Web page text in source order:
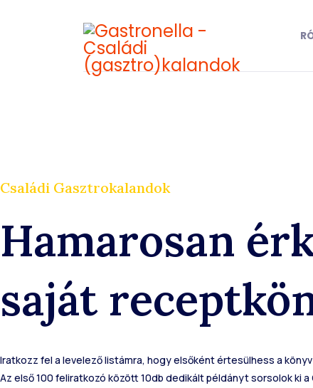
Családi Gasztrokalandok
Hamarosan
saját
Iratkozz fel a levelező listámra, hogy elsőként értesülhess a
Az első 100 feliratkozó között 10db dedikált példányt sorsolok ki a